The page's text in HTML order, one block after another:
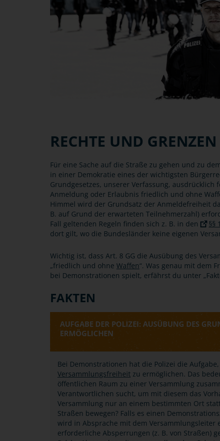
RECHTE UND
Für eine Sache auf die Straße zu gehen und zu
in einer Demokratie eines der wichtigsten
Grundgesetzes, unserer Verfassung, ausdrücklich
Anmeldung oder Erlaubnis friedlich und ohne
Himmel wird der Grundsatz der Anmeldefreiheit
B. auf Grund der erwarteten Teilnehmerzahl)
Fall geltenden Regeln finden sich z. B. in den
§§
dort gilt, wo die Bundesländer keine eigenen
Wichtig ist, dass Art. 8 GG die Ausübung des
„friedlich und ohne Waffen“. Was genau mit dem
bei Demonstrationen spielt, erfährst du unter
FAKTEN
AUFGABE DER POLIZEI: AUSÜBUNG DES
ERMÖGLICHEN
Bei Demonstrationen hat die Polizei die
Versammlungsfreiheit zu ermöglichen. Das
öffentlichen Raum zu einer Versammlung
Verantwortlichen sucht, um mit diesem das
Versammlung nur an einem bestimmten Ort
Straßen bewegen? Falls es einen
wird in Absprache mit dem Versammlungsleiter
erforderliche Absperrungen (z. B. von Straßen)